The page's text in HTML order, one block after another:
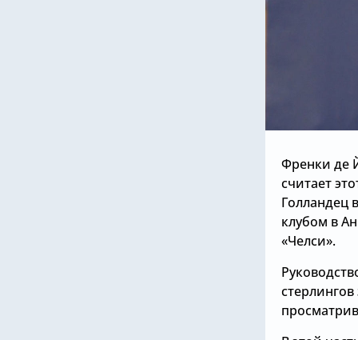
Френки де
считает
Голландец
клубом в
«Челси».